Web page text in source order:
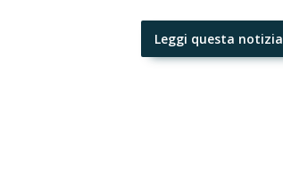
Leggi questa notizia